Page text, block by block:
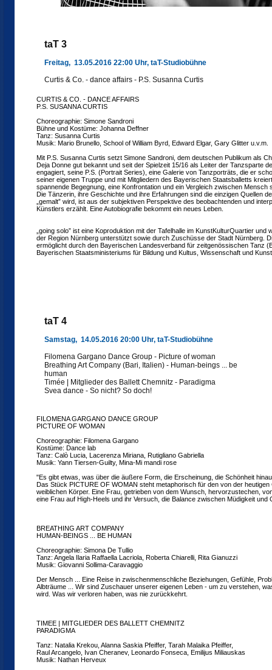
taT 3
Freitag, 13.05.2016 22:00 Uhr, taT-Studiobühne
Curtis & Co. - dance affairs - P.S. Susanna Curtis
CURTIS & CO. - DANCE AFFAIRS
P.S. SUSANNA CURTIS
Choreographie: Simone Sandroni
Bühne und Kostüme: Johanna Deffner
Tanz: Susanna Curtis
Musik: Mario Brunello, School of William Byrd, Edward Elgar, Gary Glitter u.v.m.
Mit P.S. Susanna Curtis setzt Simone Sandroni, dem deutschen Publikum als
Deja Donne gut bekannt und seit der Spielzeit 15/16 als Leiter der Tanzsparte
engagiert, seine P.S. (Portrait Series), eine Galerie von Tanzporträts, die er
seiner eigenen Truppe und mit Mitgliedern des Bayerischen Staatsballetts
spannende Begegnung, eine Konfrontation und ein Vergleich zwischen Mensch
Die Tänzerin, ihre Geschichte und ihre Erfahrungen sind die einzigen Quellen
„gemalt” wird, ist aus der subjektiven Perspektive des beobachtenden und
Künstlers erzählt. Eine Autobiografie bekommt ein neues Leben.
„going solo” ist eine Koproduktion mit der Tafelhalle im KunstKulturQuartier und
der Region Nürnberg unterstützt sowie durch Zuschüsse der Stadt Nürnberg.
ermöglicht durch den Bayerischen Landesverband für zeitgenössischen Tanz
Bayerischen Staatsministeriums für Bildung und Kultus, Wissenschaft und
taT 4
Samstag, 14.05.2016 20:00 Uhr, taT-Studiobühne
Filomena Gargano Dance Group - Picture of woman
Breathing Art Company (Bari, Italien) - Human-beings ... be
human
Timée | Mitglieder des Ballett Chemnitz - Paradigma
Svea dance - So nicht? So doch!
FILOMENA GARGANO DANCE GROUP
PICTURE OF WOMAN
Choreographie: Filomena Gargano
Kostüme: Dance lab
Tanz: Calò Lucia, Lacerenza Miriana, Rutigliano Gabriella
Musik: Yann Tiersen-Guilty, Mina-Mi mandi rose
"Es gibt etwas, was über die äußere Form, die Erscheinung, die Schönheit
Das Stück PICTURE OF WOMAN steht metaphorisch für den von der
weiblichen Körper. Eine Frau, getrieben von dem Wunsch, hervorzustechen,
eine Frau auf High-Heels und ihr Versuch, die Balance zwischen Müdigkeit und
BREATHING ART COMPANY
HUMAN-BEINGS ... BE HUMAN
Choreographie: Simona De Tullio
Tanz: Angela Ilaria Raffaella Lacriola, Roberta Chiarelli, Rita Gianuzzi
Musik: Giovanni Sollima-Caravaggio
Der Mensch ... Eine Reise in zwischenmenschliche Beziehungen, Gefühle,
Albträume ... Wir sind Zuschauer unserer eigenen Leben - um zu verstehen,
wird. Was wir verloren haben, was nie zurückkehrt.
TIMEE | MITGLIEDER DES BALLETT CHEMNITZ
PARADIGMA
Tanz: Natalia Krekou, Alanna Saskia Pfeiffer, Tarah Malaika Pfeiffer,
Raul Arcangelo, Ivan Cheranev, Leonardo Fonseca, Emilijus Miliauskas
Musik: Nathan Herveux